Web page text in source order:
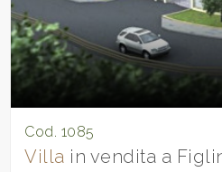
Cod. 1085
Villa in vendita a